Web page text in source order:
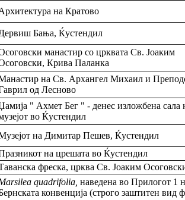
на Кратово
Бања, Ќустендил
манастир со црквата Св. Јоаким
Крива Паланка
на Св. Архангел Михаил и
од Лесново
" Ахмет Бег " - денес изложбена сала
во Ќустендил
на Димитар Пешев, Ќустендил
на црешата во Ќустендил
фреска, црква Св. Јоаким
quadrifolia, наведена во Прилогот 1
конвенција (строго заштитен вид